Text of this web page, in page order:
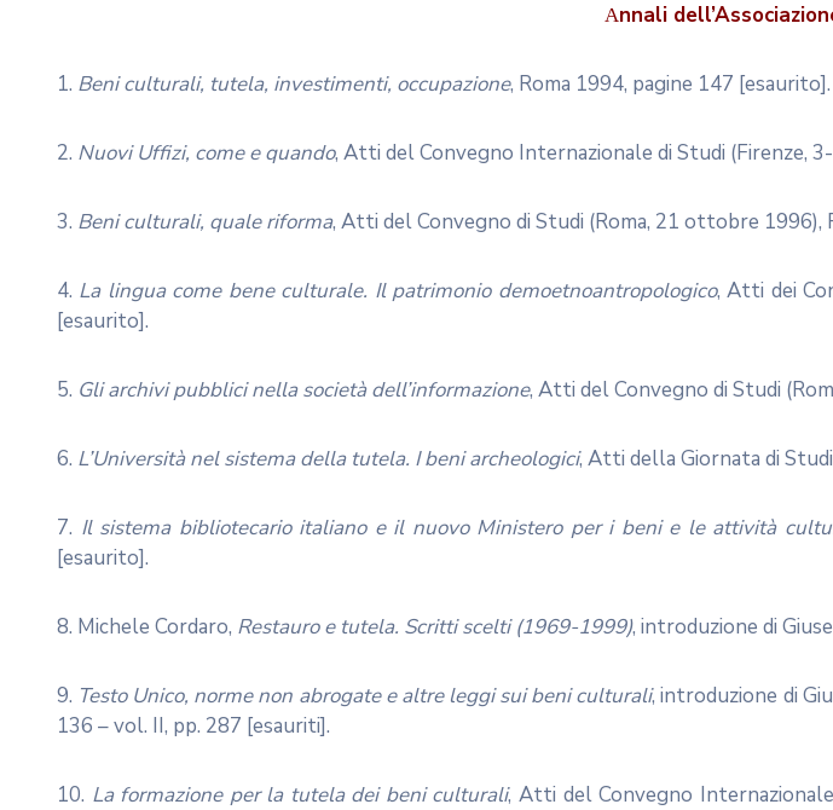
Annali
1. Beni culturali, tutela, investimenti, occupazione, Roma 1994, pagine 147 [esaurito].
2. Nuovi Uffizi, come e quando, Atti del Convegno Internazionale di Studi (Firenze,
3. Beni culturali, quale riforma, Atti del Convegno di Studi (Roma, 21 ottobre 1996),
4. La lingua come bene culturale. Il patrimonio demoetnoantropologico, Atti dei
[esaurito].
5. Gli archivi pubblici nella società dell’informazione, Atti del Convegno di Studi
6. L’Università nel sistema della tutela. I beni archeologici, Atti della Giornata di
7. Il sistema bibliotecario italiano e il nuovo Ministero per i beni e le attività
[esaurito].
8. Michele Cordaro, Restauro e tutela. Scritti scelti (1969-1999), introduzione di
9. Testo Unico, norme non abrogate e altre leggi sui beni culturali, introduzione di
136 – vol. II, pp. 287 [esauriti].
10. La formazione per la tutela dei beni culturali, Atti del Convegno